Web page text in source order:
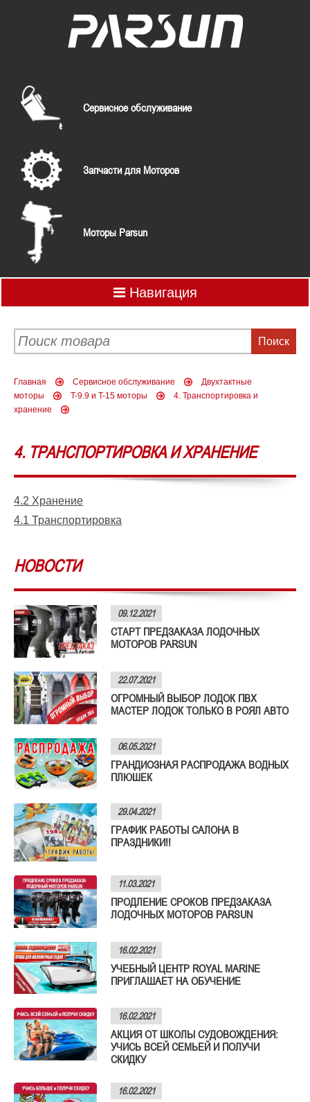
Сервисное обслуживание
Запчасти для Моторов
Моторы Parsun
Навигация
Главная Сервисное обслуживание
Двухтактные
моторы
T-9.9 и T-15 моторы
4. Транспортировка и
хранение
4. ТРАНСПОРТИРОВКА И ХРАНЕНИЕ
4.2 Хранение
4.1 Транспортировка
НОВОСТИ
09.12.2021
СТАРТ ПРЕДЗАКАЗА ЛОДОЧНЫХ
МОТОРОВ PARSUN
22.07.2021
ОГРОМНЫЙ ВЫБОР ЛОДОК ПВХ
МАСТЕР ЛОДОК ТОЛЬКО В РОЯЛ АВТО
06.05.2021
ГРАНДИОЗНАЯ РАСПРОДАЖА ВОДНЫХ
ПЛЮШЕК
29.04.2021
ГРАФИК РАБОТЫ САЛОНА В
ПРАЗДНИКИ!!
11.03.2021
ПРОДЛЕНИЕ СРОКОВ ПРЕДЗАКАЗА
ЛОДОЧНЫХ МОТОРОВ PARSUN
16.02.2021
УЧЕБНЫЙ ЦЕНТР ROYAL MARINE
ПРИГЛАШАЕТ НА ОБУЧЕНИЕ
16.02.2021
АКЦИЯ ОТ ШКОЛЫ СУДОВОЖДЕНИЯ:
УЧИСЬ ВСЕЙ СЕМЬЕЙ И ПОЛУЧИ
СКИДКУ
16.02.2021